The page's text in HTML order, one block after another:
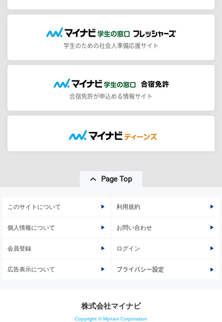
学生のための社会人準備応援サイト
合宿免許が申込める情報サイト
Page Top
このサイトについて 利用規約
個人情報について お問い合わせ
会員登録 ログイン
広告表示について プライバシー設定
株式会社マイナビ
Copyright © Mynavi Corporation